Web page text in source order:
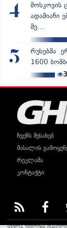
4
მოსკოვის
ადამიანი
მე...
5
რუსებმა
1600
ჩვენს შესახებ
მასალის
რეკლამა
კონტაქტი
ყველა უფლება